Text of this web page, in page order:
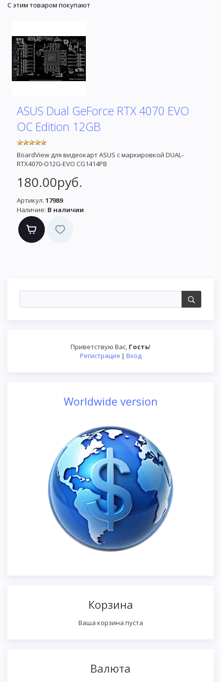
Приветствую Вас, Гость!
Регистрация | Вход
Worldwide version
Корзина
Ваша корзина пуста
Валюта
С этим товаром покупают
ASUS Dual GeForce RTX 4070 EVO
OC Edition 12GB
BoardView для видеокарт ASUS с маркировкой DUAL-
RTX4070-O12G-EVO CG1414PB
180.00руб.
Артикул: 17989
Наличие: В наличии